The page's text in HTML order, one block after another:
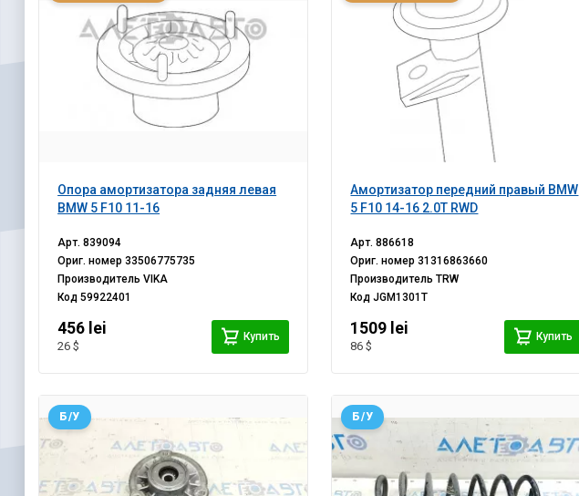
Опора амортизатора задняя левая
BMW 5 F10 11-16
Арт.839094
Ориг. номер33506775735
ПроизводительVIKA
Код59922401
456 lei
26 $
Купить
Амортизатор передний правый BMW
5 F10 14-16 2.0T RWD
Арт.886618
Ориг. номер31316863660
ПроизводительTRW
КодJGM1301T
1509 lei
86 $
Купить
Б/У Б/У